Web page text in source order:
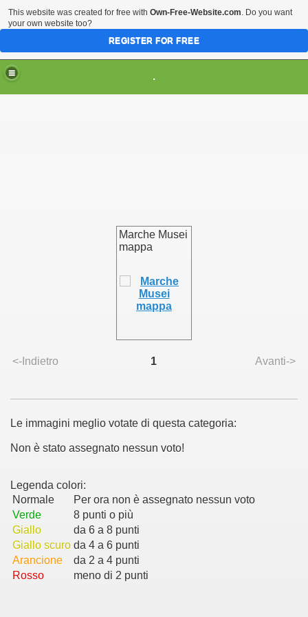
HOME
CIVILTA'
EVENTI & MANIFESTAZIONI
.
Marche Musei
mappa
<-Indietro 1 Avanti->
Le immagini meglio votate di questa categoria:
Non è stato assegnato nessun voto!
Legenda colori:
Normale
Per ora non è assegnato nessun voto
Verde
8 punti o più
Giallo
da 6 a 8 punti
Giallo scuro da 4 a 6 punti
Arancione
da 2 a 4 punti
Rosso
meno di 2 punti
This website was created for free with Own-Free-Website.com. Do you want
your own website too?
REGISTER FOR FREE